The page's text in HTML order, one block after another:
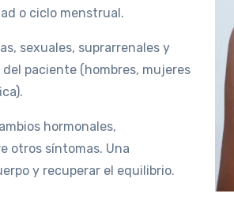
o ciclo menstrual.
sexuales, suprarrenales y
paciente (hombres, mujeres
hormonales,
otros síntomas. Una
y recuperar el equilibrio.